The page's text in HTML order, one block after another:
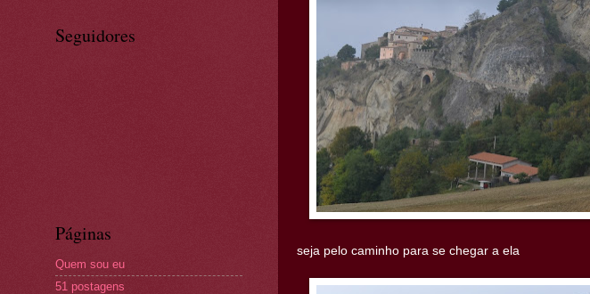
seja pelo caminho para se chegar a ela
Seguidores
Páginas
Quem sou eu
51 postagens